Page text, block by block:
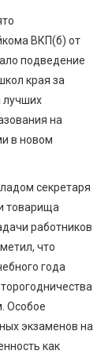
ВКП(б) от
подведение
края за
лучших
на
в новом
секретаря
товарища
работников
что
года
Особое
экзаменов на
как